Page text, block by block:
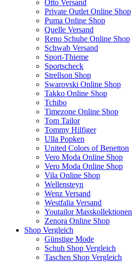
Otto Versand
Private Outlet Online Shop
Puma Online Shop
Quelle Versand
Reno Schuhe Online Shop
Schwab Versand
Sport-Thieme
Sportscheck
Strellson Shop
Swarovski Online Shop
Takko Online Shop
Tchibo
Timezone Online Shop
Tom Tailor
Tommy Hilfiger
Ulla Popken
United Colors of Benetton
Vero Moda Online Shop
Vero Moda Online Shop
Vila Online Shop
Wellensteyn
Wenz Versand
Westfalia Versand
Youtailor Masskollektionen
Zenora Online Shop
Shop Vergleich
Günstige Mode
Schuh Shop Vergleich
Taschen Shop Vergleich